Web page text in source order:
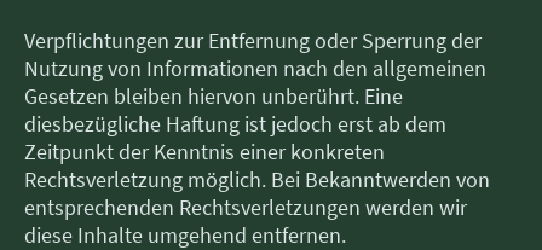
Verpflichtungen zur Entfernung oder Sperrung der
Nutzung von Informationen nach den allgemeinen
Gesetzen bleiben hiervon unberührt. Eine
diesbezügliche Haftung ist jedoch erst ab dem
Zeitpunkt der Kenntnis einer konkreten
Rechtsverletzung möglich. Bei Bekanntwerden von
entsprechenden Rechtsverletzungen werden wir
diese Inhalte umgehend entfernen.